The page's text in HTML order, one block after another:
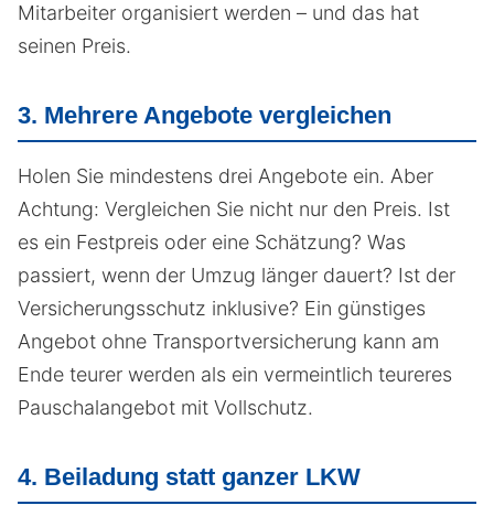
Mitarbeiter organisiert werden – und das hat
seinen Preis.
3. Mehrere Angebote vergleichen
Holen Sie mindestens drei Angebote ein. Aber
Achtung: Vergleichen Sie nicht nur den Preis. Ist
es ein Festpreis oder eine Schätzung? Was
passiert, wenn der Umzug länger dauert? Ist der
Versicherungsschutz inklusive? Ein günstiges
Angebot ohne Transportversicherung kann am
Ende teurer werden als ein vermeintlich teureres
Pauschalangebot mit Vollschutz.
4. Beiladung statt ganzer LKW